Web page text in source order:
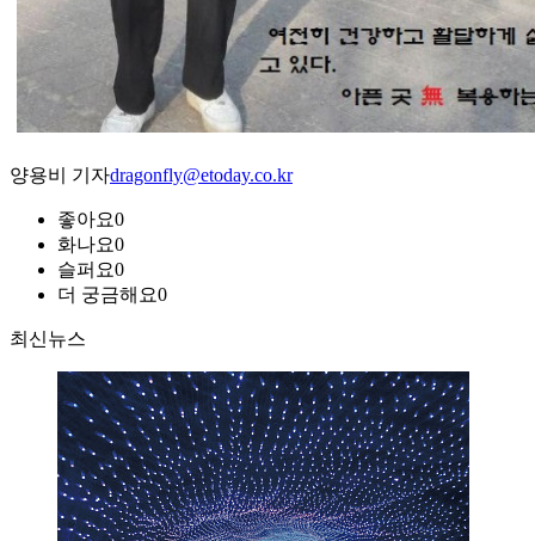
양용비 기자dragonfly@etoday.co.kr
좋아요0
화나요0
슬퍼요0
더 궁금해요0
최신뉴스